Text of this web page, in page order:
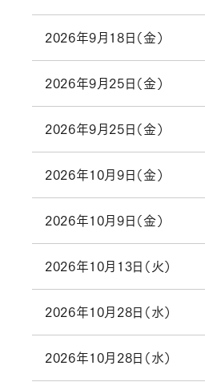
2026年9月18日（金）
2026年9月25日（金）
2026年9月25日（金）
2026年10月9日（金）
2026年10月9日（金）
2026年10月13日（火）
2026年10月28日（水）
2026年10月28日（水）